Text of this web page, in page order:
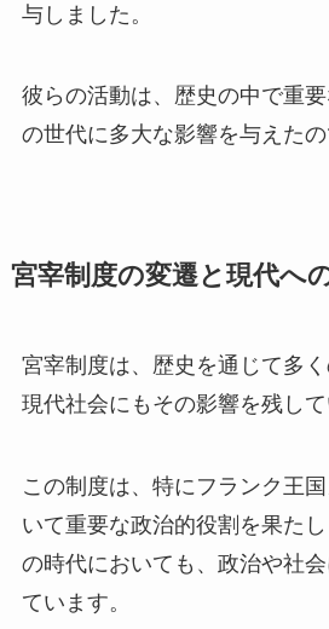
与しました。
彼らの活動は、歴史の中で重
の世代に多大な影響を与えたの
宮宰制度の変遷と現代へ
宮宰制度は、歴史を通じて多く
現代社会にもその影響を残して
この制度は、特にフランク王
いて重要な政治的役割を果た
の時代においても、政治や社
ています。